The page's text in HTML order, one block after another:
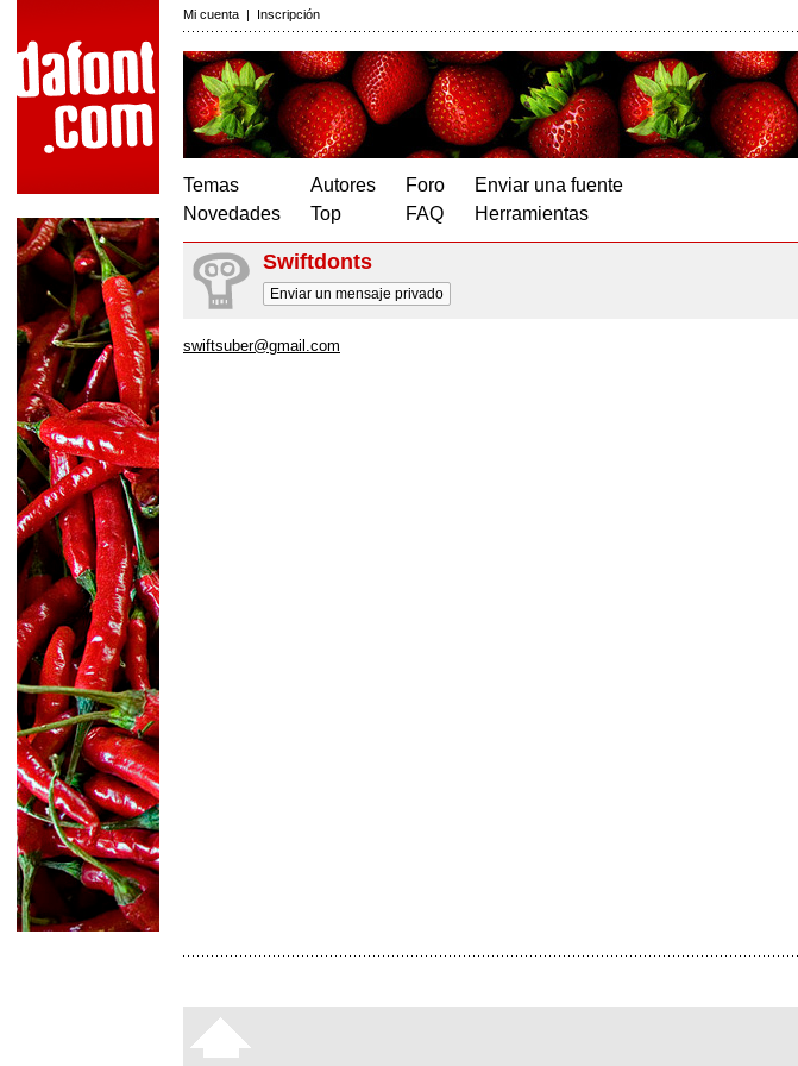
Mi cuenta | Inscripción
Temas
Novedades
Autores
Top
Foro
FAQ
Enviar una fuente
Herramientas
Swiftdonts
Enviar un mensaje privado
swiftsuber@gmail.com